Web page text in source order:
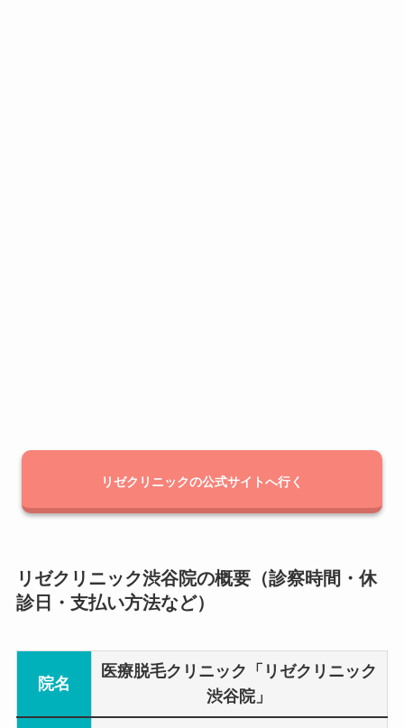
リゼクリニックの公式サイトへ行く
リゼクリニック渋谷院の概要（診察時間・休
診日・支払い方法など）
院名
医療脱毛クリニック「リゼクリニック
渋谷院」